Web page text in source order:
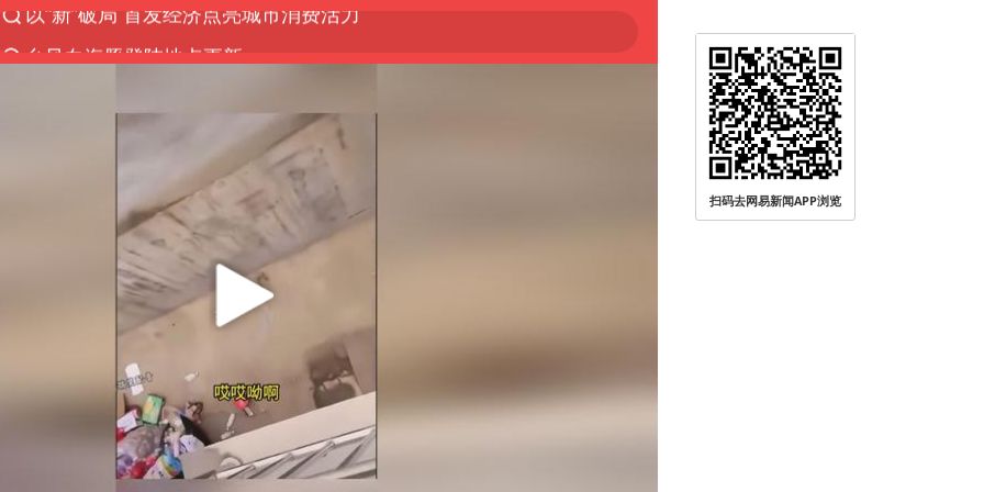
台风白海豚登陆地点更新
佛得角门将亮相智利俱乐部主场
陈熠被张本美和连扳三局逆转
多地要求领导干部带头休假
中方回应是否在太平洋海底开采稀土
深圳地面沉降致车辆损坏系谣言
今年已有4位周星驰电影配角去世
郑国霖回应去景区上班被保安拦下
宇树科技发行价格150.80元/股
CIA被曝已秘密设立古巴工作组
扫码去网易新闻APP浏览